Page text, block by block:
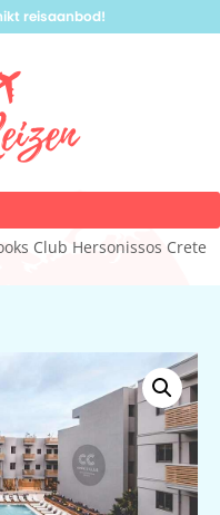
reisaanbod!
Club Hersonissos Crete